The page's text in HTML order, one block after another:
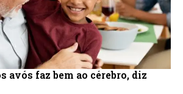
avós faz bem ao cérebro, diz